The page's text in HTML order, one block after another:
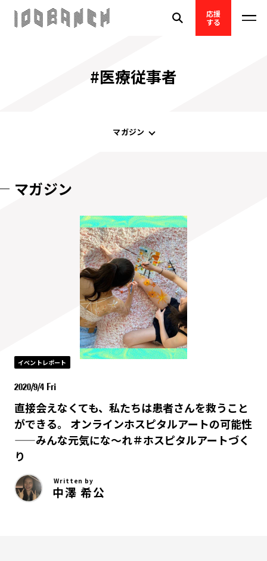
応援
する
#医療従事者
マガジン
マガジン
イベントレポート
2020/9/4 Fri
直接会えなくても、私たちは患者さんを救うこと
ができる。 オンラインホスピタルアートの可能性
——みんな元気にな〜れ＃ホスピタルアートづく
り
Written by
中澤 希公